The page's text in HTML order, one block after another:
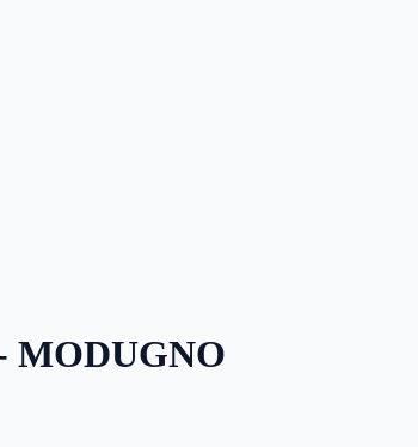
MODUGNO